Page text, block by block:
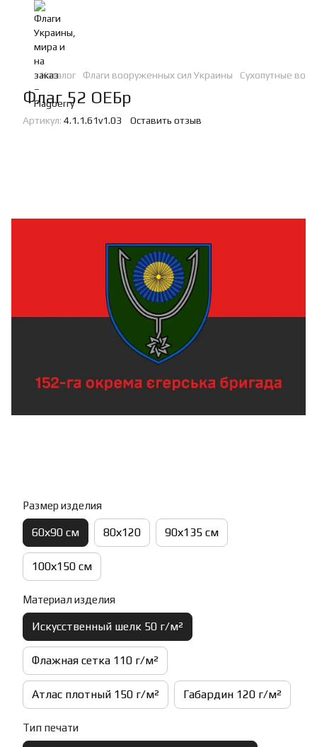
Каталог Флаги вооруженных сил Украины Сухопутные
Флаг 52 ОЕБр
Артикул: 4.1.1.61v1.03 Оставить отзыв
Размер изделия
60х90 см 80х120 90х135 см
100х150 см
Материал изделия
Искусственный шелк 50 г/м²
Флажная сетка 110 г/м²
Атлас плотный 150 г/м² Габардин 120 г/м²
Тип печати